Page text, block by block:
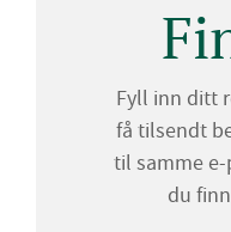
Fyll inn ditt
få tilsendt
til samme
du